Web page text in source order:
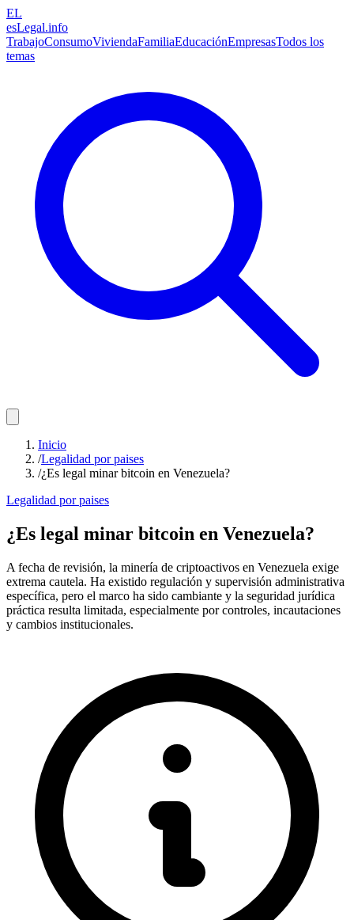
EL
esLegal.info
TrabajoConsumoViviendaFamiliaEducaciónEmpresasTodos los
temas
Inicio
/Legalidad por paises
/¿Es legal minar bitcoin en Venezuela?
Legalidad por paises
¿Es legal minar bitcoin en Venezuela?
A fecha de revisión, la minería de criptoactivos en Venezuela exige
extrema cautela. Ha existido regulación y supervisión administrativa
específica, pero el marco ha sido cambiante y la seguridad jurídica
práctica resulta limitada, especialmente por controles, incautaciones
y cambios institucionales.